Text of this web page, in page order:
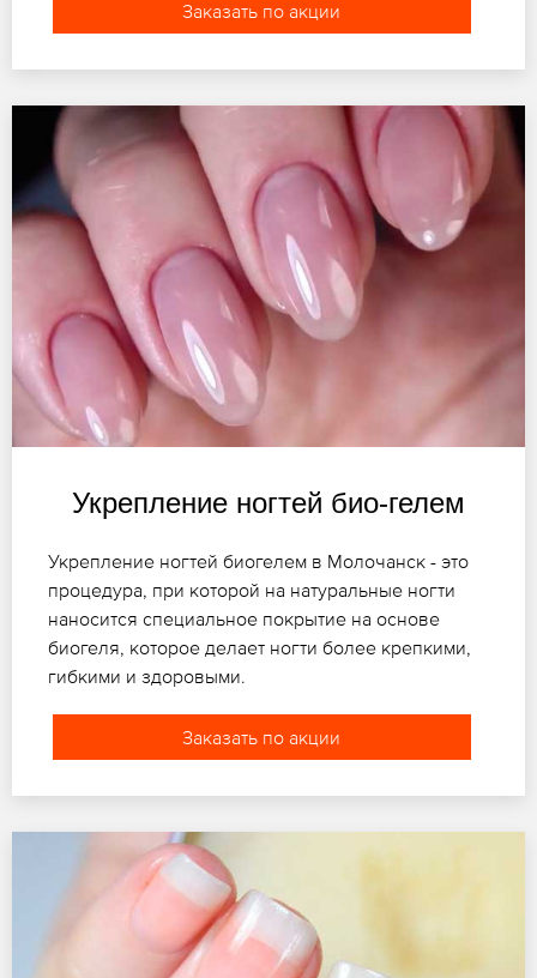
Заказать по акции
Укрепление ногтей био-гелем
Укрепление ногтей биогелем в Молочанск - это
процедура, при которой на натуральные ногти
наносится специальное покрытие на основе
биогеля, которое делает ногти более крепкими,
гибкими и здоровыми.
Заказать по акции